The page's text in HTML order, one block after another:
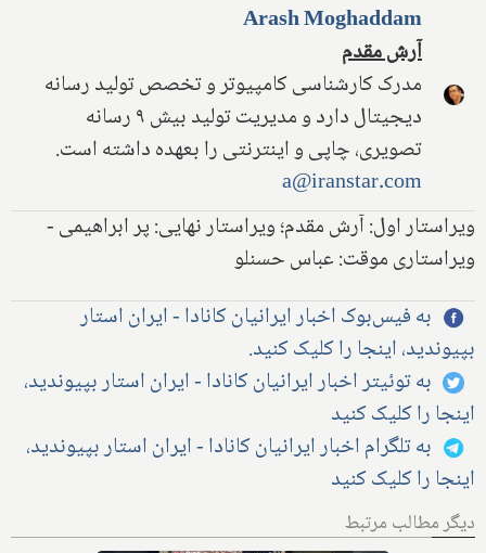
Arash Moghaddam
آرش مقدم
مدرک کارشناسی کامپیوتر و تخصص تولید رسانه
دیجیتال دارد و مدیریت تولید بیش ۹ رسانه
تصویری، چاپی و اینترنتی را بعهده داشته است.
a@iranstar.com
ویراستار اول: آرش مقدم؛ ویراستار نهایی: پر ابراهیمی -
ویراستاری موقت: عباس حسنلو
به فیس‌بوک اخبار ایرانیان کانادا - ایران استار
بپیوندید، اینجا را کلیک کنید.
به توئیتر اخبار ایرانیان کانادا - ایران استار بپیوندید،
اینجا را کلیک کنید
به تلگرام اخبار ایرانیان کانادا - ایران استار بپیوندید،
اینجا را کلیک کنید
دیگر مطالب مرتبط